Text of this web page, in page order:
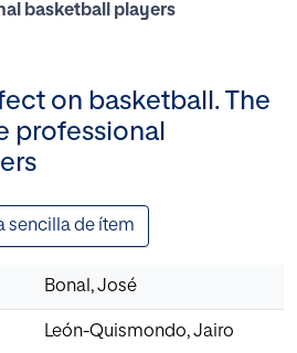
basketball players
on basketball. The
professional
sencilla de ítem
Bonal, José
León-Quismondo, Jairo